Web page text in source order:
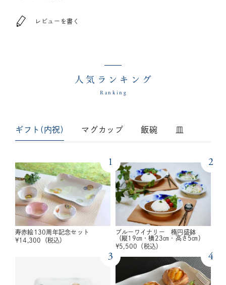
レビューを書く
人気ランキング
Ranking
ギフト(内祝) マグカップ 飯碗 皿
1
寿赤絵130周年記念セット
¥14,300 （税込）
2
ブルーワイナリー 楕円盛鉢
（縦19㎝・横23㎝・高さ5㎝）
¥5,500 （税込）
3 4